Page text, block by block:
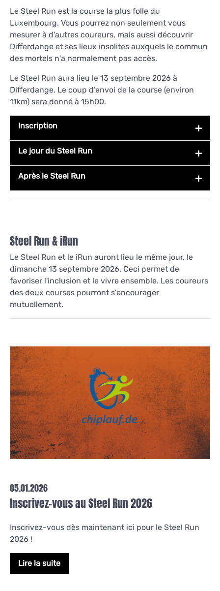
Le Steel Run est la course la plus folle du
Luxembourg. Vous pourrez non seulement vous
mesurer à d'autres coureurs, mais aussi découvrir
Differdange et ses lieux insolites auxquels le commun
des mortels n'a normalement pas accès.
Le Steel Run aura lieu le 13 septembre 2026 à
Differdange. Le coup d’envoi de la course (environ
11km) sera donné à 15h00.
Inscription
Le jour du Steel Run
Après le Steel Run
Steel Run & iRun
Le Steel Run et le iRun auront lieu le même jour, le
dimanche 13 septembre 2026. Ceci permet de
favoriser l'inclusion et le vivre ensemble. Les coureurs
des deux courses pourront s'encourager
mutuellement.
05.01.2026
Inscrivez-vous au Steel Run 2026
Inscrivez-vous dès maintenant ici pour le Steel Run
2026 !
Lire la suite